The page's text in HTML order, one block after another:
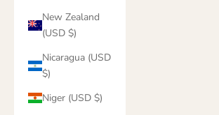
New Zealand
(USD $)
Nicaragua (USD
$)
Niger (USD $)